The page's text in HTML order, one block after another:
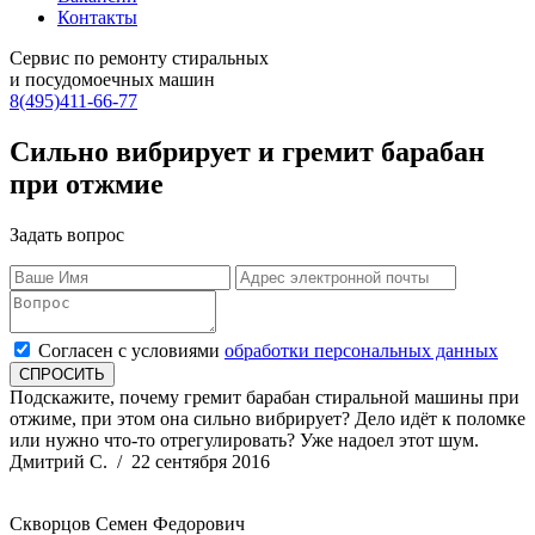
Контакты
Сервис по ремонту стиральных
и посудомоечных машин
8(495)411-66-77
Сильно вибрирует и гремит барабан
при отжмие
Задать вопрос
Согласен с условиями обработки персональных данных
Подскажите, почему гремит барабан стиральной машины при
отжиме, при этом она сильно вибрирует? Дело идёт к поломке
или нужно что-то отрегулировать? Уже надоел этот шум.
Дмитрий С. / 22 сентября 2016
Скворцов Семен Федорович